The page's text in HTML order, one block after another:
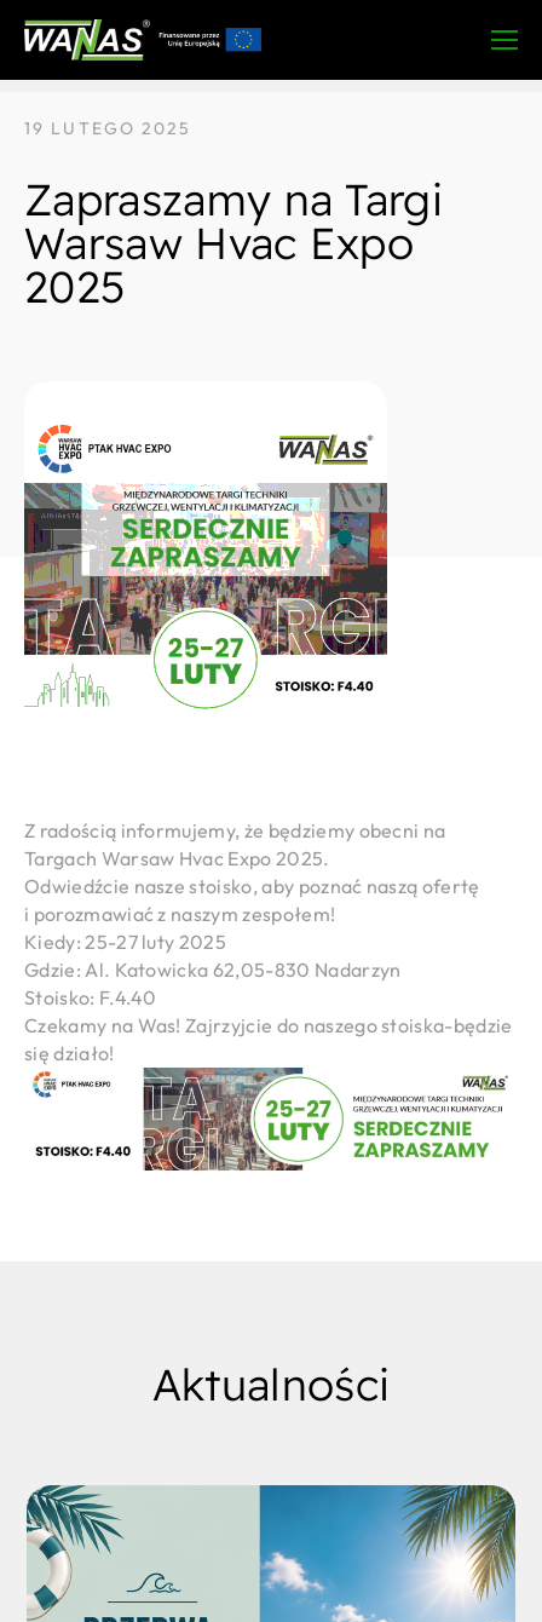
STRONA GŁÓWNA» AKTUALNOŚCI
19 LUTEGO 2025
Zapraszamy na Targi
Warsaw Hvac Expo
2025
Z radością informujemy, że będziemy obecni na
Targach Warsaw Hvac Expo 2025.
Odwiedźcie nasze stoisko, aby poznać naszą ofertę
i porozmawiać z naszym zespołem!
Kiedy: 25-27 luty 2025
Gdzie: Al. Katowicka 62,05-830 Nadarzyn
Stoisko: F.4.40
Czekamy na Was! Zajrzyjcie do naszego stoiska-będzie
się działo!
Aktualności